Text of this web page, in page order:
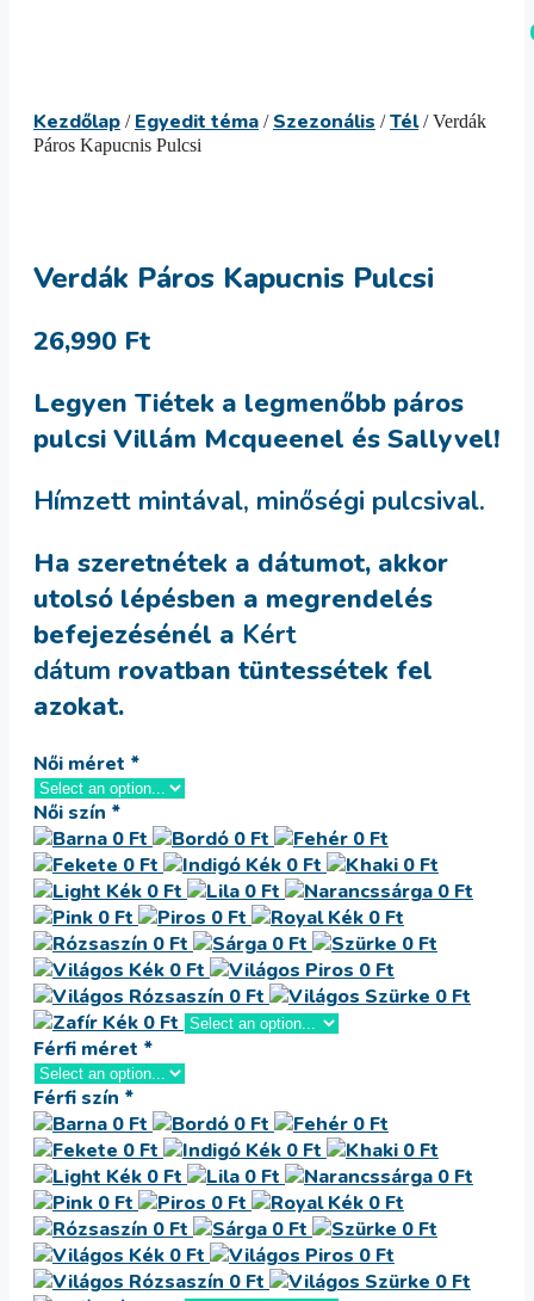
Kezdőlap / Egyedit téma / Szezonális /Tél/ Verdák
Páros Kapucnis Pulcsi
Verdák Páros Kapucnis Pulcsi
26,990 Ft
Legyen Tiétek a legmenőbb páros
pulcsi Villám Mcqueenel és Sallyvel!
Hímzett mintával, minőségi pulcsival.
Ha szeretnétek a dátumot, akkor
utolsó lépésben a megrendelés
befejezésénél a Kért
dátum rovatban tüntessétek fel
azokat.
Női méret *
Női szín *
Férfi méret *
Férfi szín *